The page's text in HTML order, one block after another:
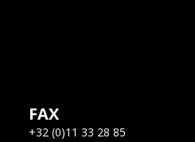
FAX
+32 (0)11 33 28 85